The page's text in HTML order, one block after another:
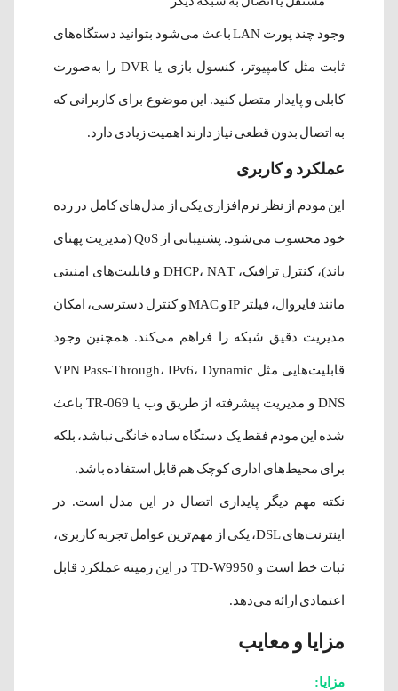
وجود چند پورت LAN باعث می‌شود بتوانید دستگاه‌های
ثابت مثل کامپیوتر، کنسول بازی یا DVR را به‌صورت
کابلی و پایدار متصل کنید. این موضوع برای کاربرانی که
به اتصال بدون قطعی نیاز دارند اهمیت زیادی دارد.
عملکرد و کاربری
این مودم از نظر نرم‌افزاری یکی از مدل‌های کامل در رده
خود محسوب می‌شود. پشتیبانی از QoS (مدیریت پهنای
باند)، کنترل ترافیک، DHCP، NAT و قابلیت‌های امنیتی
مانند فایروال، فیلتر IP و MAC و کنترل دسترسی، امکان
مدیریت دقیق شبکه را فراهم می‌کند. همچنین وجود
قابلیت‌هایی مثل VPN Pass-Through، IPv6، Dynamic
DNS و مدیریت پیشرفته از طریق وب یا TR-069 باعث
شده این مودم فقط یک دستگاه ساده خانگی نباشد، بلکه
برای محیط‌های اداری کوچک هم قابل استفاده باشد.
نکته مهم دیگر پایداری اتصال در این مدل است. در
اینترنت‌های DSL، یکی از مهم‌ترین عوامل تجربه کاربری،
ثبات خط است و TD-W9950 در این زمینه عملکرد قابل
اعتمادی ارائه می‌دهد.
مزایا و معایب
مزایا: